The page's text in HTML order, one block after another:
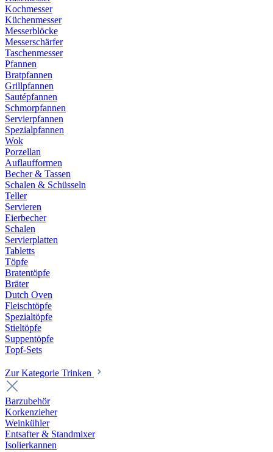
Kochmesser
Küchenmesser
Messerblöcke
Messerschärfer
Taschenmesser
Pfannen
Bratpfannen
Grillpfannen
Sautépfannen
Schmorpfannen
Servierpfannen
Spezialpfannen
Wok
Porzellan
Auflaufformen
Becher & Tassen
Schalen & Schüsseln
Teller
Servieren
Eierbecher
Schalen
Servierplatten
Tabletts
Töpfe
Bratentöpfe
Bräter
Dutch Oven
Fleischtöpfe
Spezialtöpfe
Stieltöpfe
Suppentöpfe
Topf-Sets
Zur Kategorie Trinken
Barzubehör
Korkenzieher
Weinkühler
Entsafter & Standmixer
Isolierkannen